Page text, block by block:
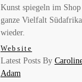
Kunst spiegeln im
ganze Vielfalt
wieder.
Website
Latest Posts By
Adam